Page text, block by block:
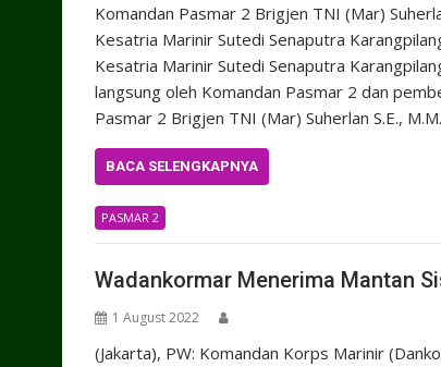
Komandan Pasmar 2 Brigjen TNI (Mar)
Kesatria Marinir Sutedi Senaputra
Kesatria Marinir Sutedi Senaputra
langsung oleh Komandan Pasmar 2 dan
Pasmar 2 Brigjen TNI (Mar) Suherlan S.E.,
BACA SELENGKAPNYA
PASMAR 2
Wadankormar Menerima Mantan
1 August 2022
(Jakarta), PW: Komandan Korps Marinir